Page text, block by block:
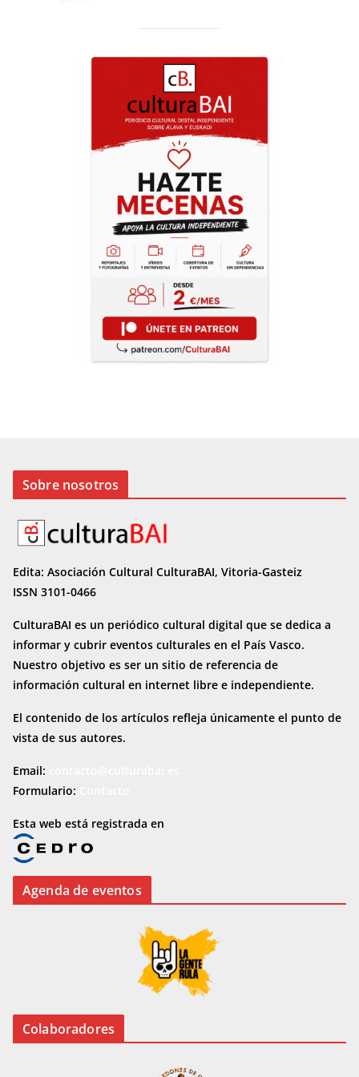
Sobre nosotros
Edita: Asociación Cultural CulturaBAI, Vitoria-Gasteiz
ISSN 3101-0466
CulturaBAI es un periódico cultural digital que se dedica a
informar y cubrir eventos culturales en el País Vasco.
Nuestro objetivo es ser un sitio de referencia de
información cultural en internet libre e independiente.
El contenido de los artículos refleja únicamente el punto de
vista de sus autores.
Email:
Formulario:
Esta web está registrada en
Agenda de eventos
Colaboradores